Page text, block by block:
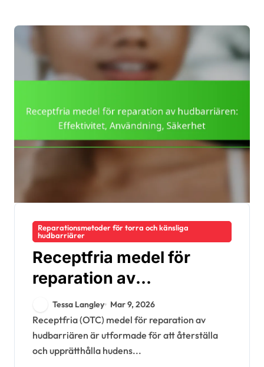
Reparationsmetoder för torra och känsliga
hudbarriärer
Receptfria medel för
reparation av
hudbarriären:
Effektivitet, Användning,
Säkerhet
Tessa Langley Mar 9, 2026
Receptfria (OTC) medel för reparation av
hudbarriären är utformade för att återställa
och upprätthålla hudens...